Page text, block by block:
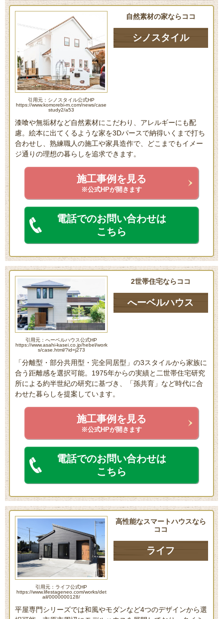
自然素材の家ならココ
シノスタイル
引用元：シノスタイル公式HP
https://www.komorebi-m.com/news/case
study2/a53
漆喰や無垢材など自然素材にこだわり、アレルギーにも配
慮。絵本に出てくるような家を3Dパースで納得いくまで打ち
合わせし、熟練職人の施工や家具造作で、どこまでもイメー
ジ通りの理想の暮らしを追求できます。
施工事例を見る
※公式HPが開きます
電話でのお問い合わせは
こちら
2世帯住宅ならココ
へーベルハウス
引用元：へーベルハウス公式HP
https://www.asahi-kasei.co.jp/hebel/work
s/case.html/?id=j273
「分離型・部分共用型・完全同居型」の3スタイルから家族に
合う距離感を選択可能。1975年からの実績と二世帯住宅研究
所による約半世紀の研究に基づき、「孫共育」など時代に合
わせた暮らしを提案しています。
施工事例を見る
※公式HPが開きます
電話でのお問い合わせは
こちら
高性能なスマートハウスなら
ココ
ライフ
引用元：ライフ公式HP
https://www.lifestageneo.com/works/det
ail/0000000128/
平屋専門シリーズでは和風やモダンなど4つのデザインから選